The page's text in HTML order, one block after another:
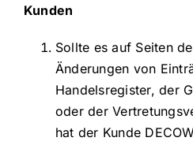
Kunden
Sollte es auf Seiten
Änderungen von
Handelsregister, der
oder der
hat der Kunde